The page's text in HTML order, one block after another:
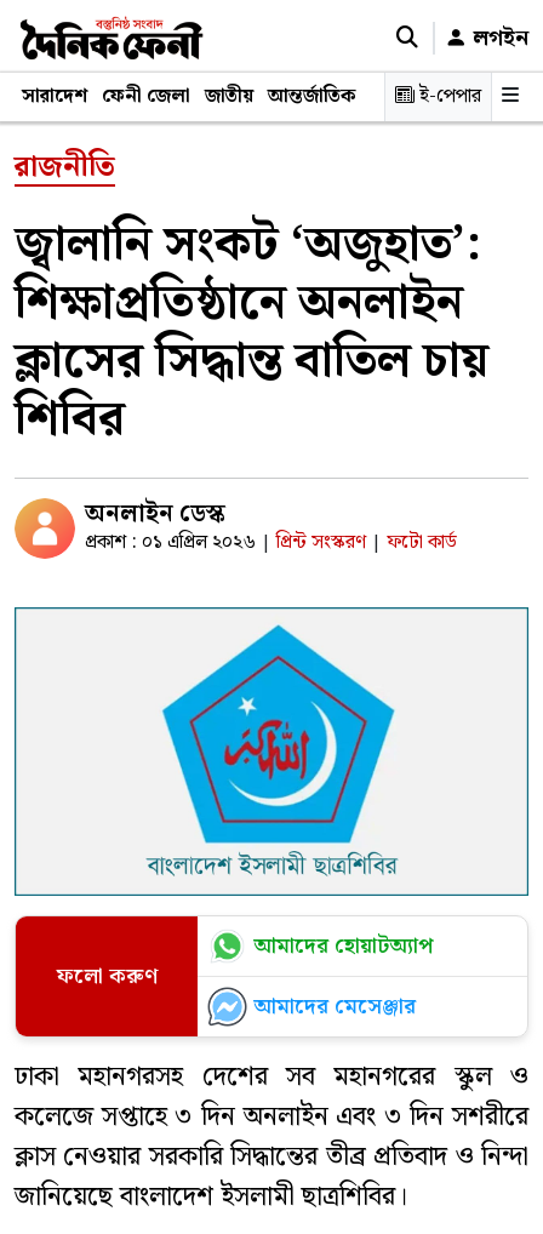
লগইন
সারাদেশ ফেনী জেলা জাতীয় আন্তর্জাতিক রাজনীতি স্বাস্থ্য শিক্ষা
ই-পেপার
রাজনীতি
জ্বালানি সংকট ‘অজুহাত’:
শিক্ষাপ্রতিষ্ঠানে অনলাইন
ক্লাসের সিদ্ধান্ত বাতিল চায়
শিবির
অনলাইন ডেস্ক
প্রকাশ : ০১ এপ্রিল ২০২৬ | প্রিন্ট সংস্করণ | ফটো কার্ড
ফলো করুণ
আমাদের হোয়াটঅ্যাপ
আমাদের মেসেঞ্জার
ঢাকা মহানগরসহ দেশের সব মহানগরের স্কুল ও
কলেজে সপ্তাহে ৩ দিন অনলাইন এবং ৩ দিন সশরীরে
ক্লাস নেওয়ার সরকারি সিদ্ধান্তের তীব্র প্রতিবাদ ও নিন্দা
জানিয়েছে বাংলাদেশ ইসলামী ছাত্রশিবির।